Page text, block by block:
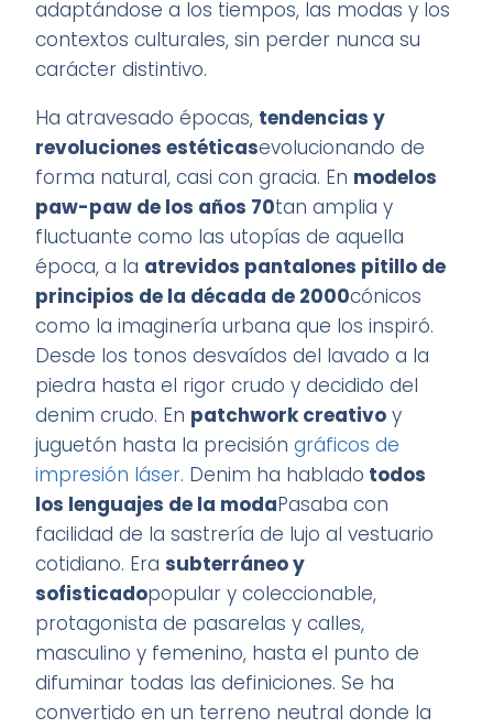
adaptándose a los tiempos, las modas y los
contextos culturales, sin perder nunca su
carácter distintivo.
Ha atravesado épocas, tendencias y
revoluciones estéticasevolucionando de
forma natural, casi con gracia. En modelos
paw-paw de los años 70tan amplia y
fluctuante como las utopías de aquella
época, a la atrevidos pantalones pitillo de
principios de la década de 2000cónicos
como la imaginería urbana que los inspiró.
Desde los tonos desvaídos del lavado a la
piedra hasta el rigor crudo y decidido del
denim crudo. En patchwork creativo y
juguetón hasta la precisióngráficos de
impresión láser. Denim ha hablado todos
los lenguajes de la modaPasaba con
facilidad de la sastrería de lujo al vestuario
cotidiano. Erasubterráneo y
sofisticadopopular y coleccionable,
protagonista de pasarelas y calles,
masculino y femenino, hasta el punto de
difuminar todas las definiciones. Se ha
convertido en un terreno neutral donde la